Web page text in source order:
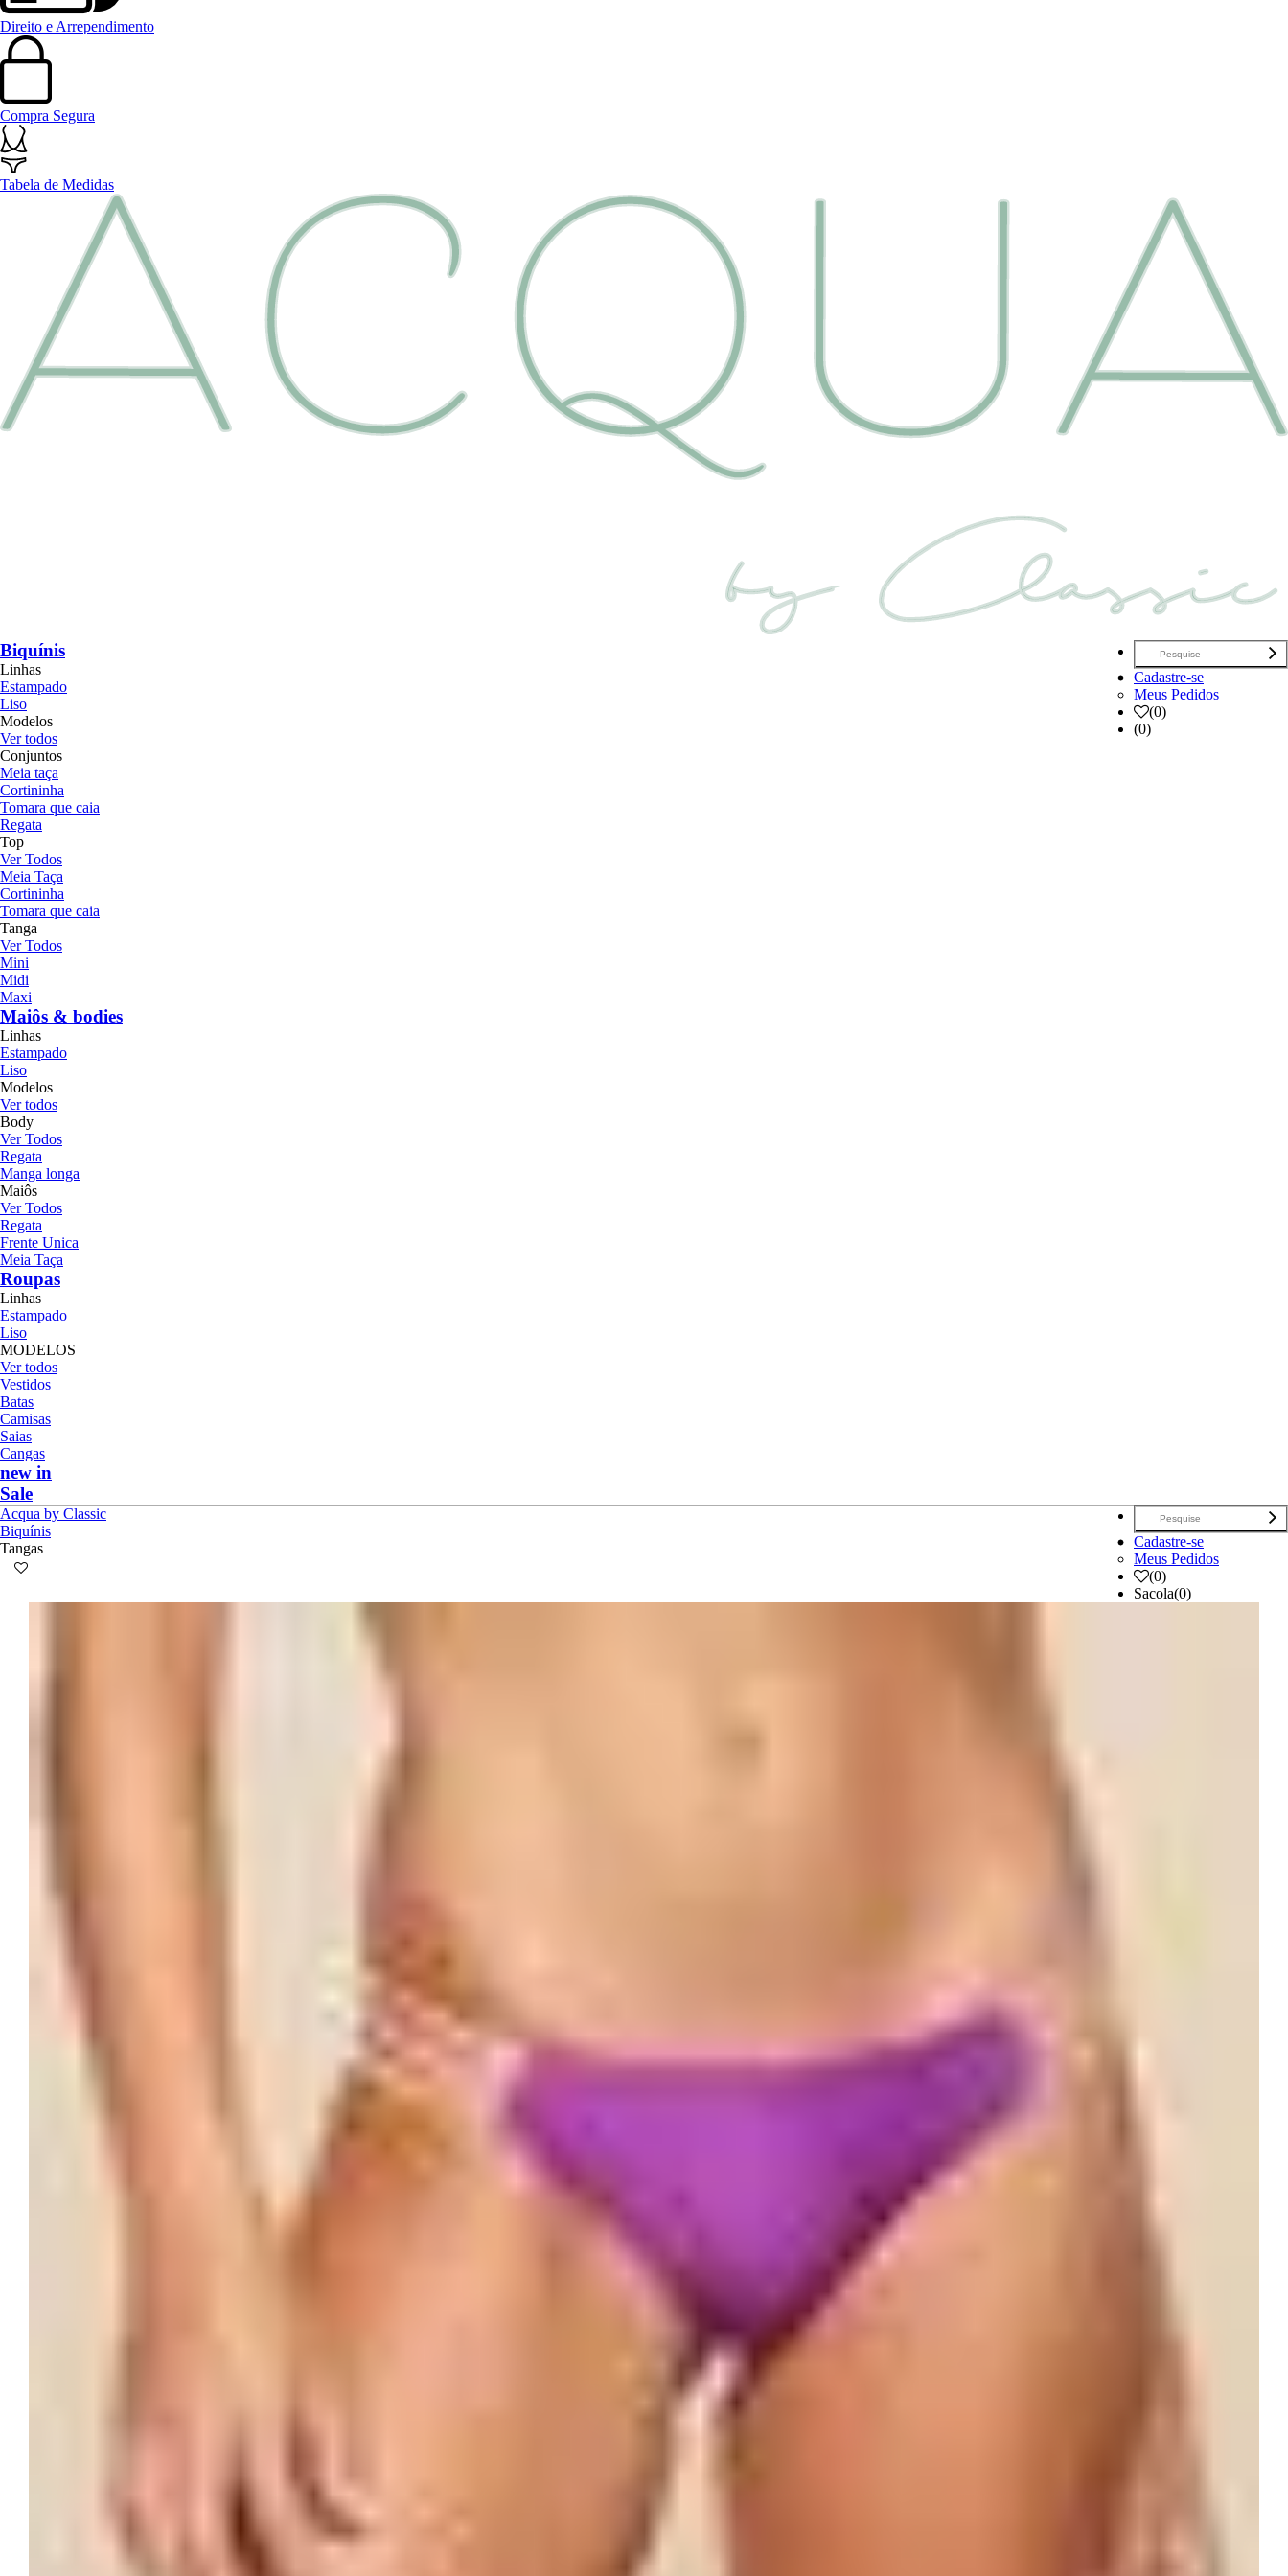
Direito e Arrependimento
Compra Segura
Tabela de Medidas
Cadastre-se
Meus Pedidos
(0)
(0)
Biquínis
Linhas
Estampado
Liso
Modelos
Ver todos
Conjuntos
Meia taça
Cortininha
Tomara que caia
Regata
Top
Ver Todos
Meia Taça
Cortininha
Tomara que caia
Tanga
Ver Todos
Mini
Midi
Maxi
Maiôs & bodies
Linhas
Estampado
Liso
Modelos
Ver todos
Body
Ver Todos
Regata
Manga longa
Maiôs
Ver Todos
Regata
Frente Unica
Meia Taça
Roupas
Linhas
Estampado
Liso
MODELOS
Ver todos
Vestidos
Batas
Camisas
Saias
Cangas
new in
Sale
Cadastre-se
Meus Pedidos
(0)
Sacola(0)
Acqua by Classic
Biquínis
Tangas